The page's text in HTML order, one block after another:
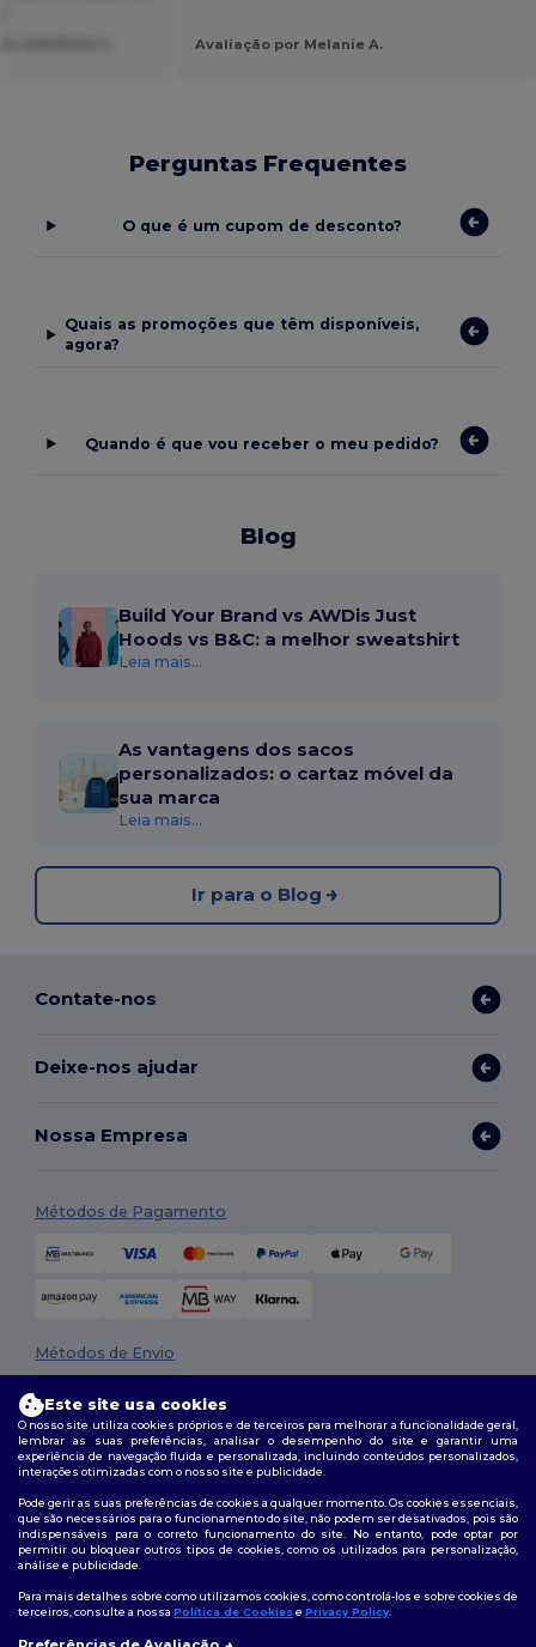
Avaliação por Melanie A.
Perguntas Frequentes
O que é um cupom de desconto?
Quais as promoções que têm disponíveis,
agora?
Quando é que vou receber o meu pedido?
Blog
Build Your Brand vs AWDis Just
Hoods vs B&C: a melhor sweatshirt
Leia mais...
As vantagens dos sacos
personalizados: o cartaz móvel da
sua marca
Leia mais...
Ir para o Blog
Contate-nos
Deixe-nos ajudar
Nossa Empresa
Métodos de Pagamento
Métodos de Envio
2026. Todos os direitos reservados
Siga-nos
Este site usa cookies
O nosso site utiliza cookies próprios e de terceiros para melhorar a funcionalidade geral,
lembrar as suas preferências, analisar o desempenho do site e garantir uma
experiência de navegação fluida e personalizada, incluindo conteúdos personalizados,
interações otimizadas com o nosso site e publicidade.
Pode gerir as suas preferências de cookies a qualquer momento. Os cookies essenciais,
que são necessários para o funcionamento do site, não podem ser desativados, pois são
indispensáveis para o correto funcionamento do site. No entanto, pode optar por
permitir ou bloquear outros tipos de cookies, como os utilizados para personalização,
análise e publicidade.
Para mais detalhes sobre como utilizamos cookies, como controlá-los e sobre cookies de
terceiros, consulte a nossa Política de Cookiese Privacy Policy.